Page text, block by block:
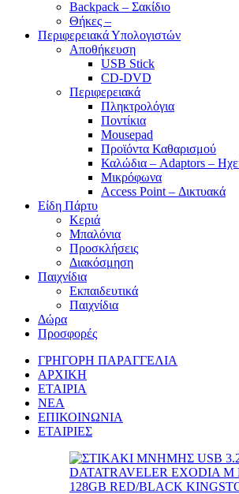
Backpack – Σακίδιο
Θήκες –
Περιφερειακά Υπολογιστών
Αποθήκευση
USB Stick
CD-DVD
Περιφερειακά
Πληκτρολόγια
Ποντίκια
Mousepad
Προϊόντα Καθαρισμού
Καλώδια – Adaptors –
Μικρόφωνα
Access Point – Δικτυακά
Είδη Πάρτυ
Κεριά
Μπαλόνια
Προσκλήσεις
Διακόσμηση
Παιχνίδια
Εκπαιδευτικά
Παιχνίδια
Δώρα
Προσφορές
ΓΡΗΓΟΡΗ ΠΑΡΑΓΓΕΛΙΑ
ΑΡΧΙΚΗ
ΕΤΑΙΡΙΑ
ΝΕΑ
ΕΠΙΚΟΙΝΩΝΙΑ
ΕΤΑΙΡΙΕΣ